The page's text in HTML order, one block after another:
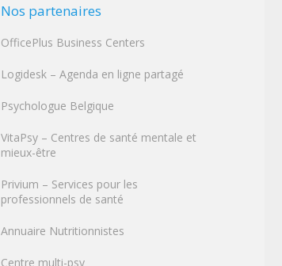
Nos partenaires
OfficePlus Business Centers
Logidesk – Agenda en ligne partagé
Psychologue Belgique
VitaPsy – Centres de santé mentale et
mieux-être
Privium – Services pour les
professionnels de santé
Annuaire Nutritionnistes
Centre multi-psy